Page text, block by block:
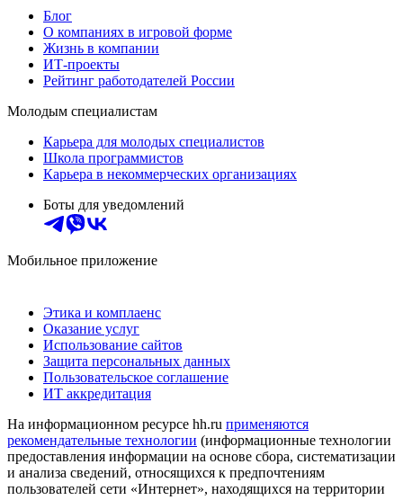
Блог
О компаниях в игровой форме
Жизнь в компании
ИТ-проекты
Рейтинг работодателей России
Молодым специалистам
Карьера для молодых специалистов
Школа программистов
Карьера в некоммерческих организациях
Боты для уведомлений
Мобильное приложение
Этика и комплаенс
Оказание услуг
Использование сайтов
Защита персональных данных
Пользовательское соглашение
ИТ аккредитация
На информационном ресурсе hh.ru применяются
рекомендательные технологии (информационные технологии
предоставления информации на основе сбора, систематизации
и анализа сведений, относящихся к предпочтениям
пользователей сети «Интернет», находящихся на территории